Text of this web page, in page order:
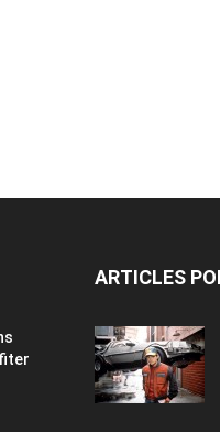
ARTICLES